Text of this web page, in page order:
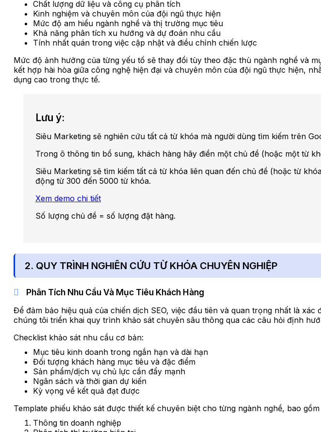
Chất lượng dữ liệu và công cụ phân tích
Kinh nghiệm và chuyên môn của đội ngũ thực hiện
Mức độ am hiểu ngành nghề và thị trường mục tiêu
Khả năng phân tích xu hướng và dự đoán nhu cầu
Tính nhất quán trong việc cập nhật và điều chỉnh chiến lược
Mức độ ảnh hưởng của từng yếu tố sẽ thay đổi tùy theo đặc thù ngành nghề và
kết hợp hài hòa giữa công nghệ hiện đại và chuyên môn của đội ngũ thực hiện,
dụng cao trong thực tế.
Lưu ý:
Siêu Marketing sẽ nghiên cứu tất cả từ khóa mà người dùng tìm kiếm trên
Trong ô thông tin bổ sung, khách hàng hãy điền một chủ đề (hoặc một từ
Siêu Marketing sẽ tìm kiếm tất cả từ khóa liên quan đến chủ đề (hoặc từ
động từ 300 đến 5000 từ khóa.
Xem demo chi tiết
Số lượng chủ đề = số lượng đặt hàng.
2. QUY TRÌNH NGHIÊN CỨU TỪ KHÓA CHUYÊN NGHIỆP
Phân Tích Nhu Cầu Và Mục Tiêu Khách Hàng
Để đảm bảo hiệu quả của chiến dịch SEO, việc đầu tiên và quan trọng nhất là
chúng tôi triển khai quy trình khảo sát chuyên sâu thông qua các câu hỏi định
Checklist khảo sát nhu cầu cơ bản:
Mục tiêu kinh doanh trong ngắn hạn và dài hạn
Đối tượng khách hàng mục tiêu và đặc điểm
Sản phẩm/dịch vụ chủ lực cần đẩy mạnh
Ngân sách và thời gian dự kiến
Kỳ vọng về kết quả đạt được
Template phiếu khảo sát được thiết kế chuyên biệt cho từng ngành nghề, bao
Thông tin doanh nghiệp